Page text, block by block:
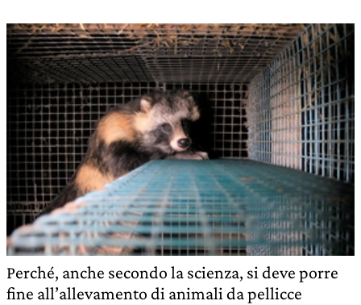
Perché, anche secondo la scienza, si deve porre
fine all’allevamento di animali da pellicce